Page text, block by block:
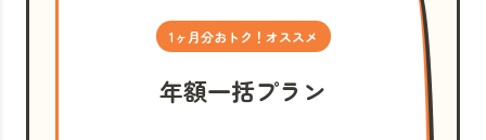
1ヶ月分おトク！オススメ
年額一括プラン